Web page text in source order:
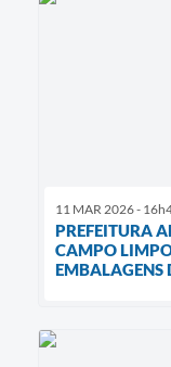
11 MAR 2026 -
PREFEITURA
CAMPO LIMPO
EMBALAGENS